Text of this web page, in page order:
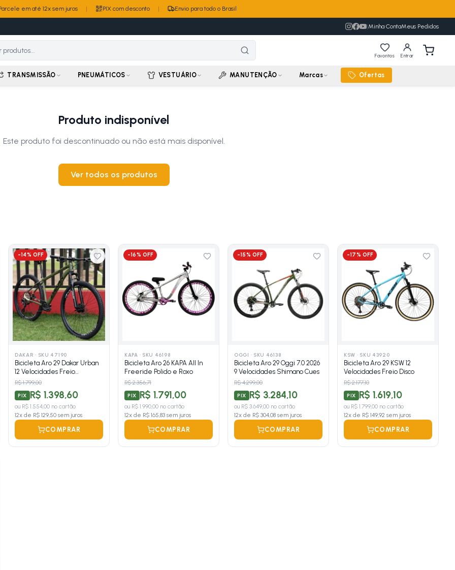
em até 12x sem juros | PIX com desconto | Envio para todo o Brasil
|Minha ContaMeus Pedidos
Favoritos Entrar
TRANSMISSÃO PNEUMÁTICOS VESTUÁRIO MANUTENÇÃO Marcas Ofertas
Produto indisponível
Este produto foi descontinuado ou não está mais disponível.
Ver todos os produtos
-14% OFF
DAKAR · SKU 47190
Bicicleta Aro 29 Dakar Urban
12 Velocidades Freio
Hidráulico
R$ 1.799,00
PIX R$ 1.398,60
ou R$ 1.554,00 no cartão
12x de R$ 129,50 sem juros
COMPRAR
-16% OFF
KAPA · SKU 46198
Bicicleta Aro 26 KAPA All In
Freeride Polido e Roxo
R$ 2.356,71
PIX R$ 1.791,00
ou R$ 1.990,00 no cartão
12x de R$ 165,83 sem juros
COMPRAR
-15% OFF
OGGI · SKU 46138
Bicicleta Aro 29 Oggi 7.0 2026
9 Velocidades Shimano Cues
R$ 4.299,00
PIX R$ 3.284,10
ou R$ 3.649,00 no cartão
12x de R$ 304,08 sem juros
COMPRAR
-17% OFF
KSW · SKU 43920
Bicicleta Aro 29 KSW 12
Velocidades Freio Disco
R$ 2.177,10
PIX R$ 1.619,10
ou R$ 1.799,00 no cartão
12x de R$ 149,92 sem juros
COMPRAR